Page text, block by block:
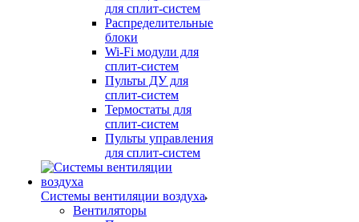
для сплит-систем
Распределительные
блоки
Wi-Fi модули для
сплит-систем
Пульты ДУ для
сплит-систем
Термостаты для
сплит-систем
Пульты управления
для сплит-систем
Системы вентиляции воздуха
Вентиляторы